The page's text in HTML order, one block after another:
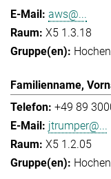
aws@...
X5 1.3.18
+49 89
jtrumper@...
X5 1.2.05